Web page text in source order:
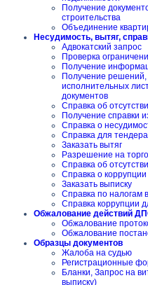
Получение
строительства
Объединение
Несудимость, вытяг,
Адвокатский запрос
Проверка
Получение
Получение
исполнительных
документов
Справка об
Получение справки
Справка о
Справка для тендера
Заказать вытяг
Разрешение на
Справка об
Справка о коррупции
Заказать выписку
Справка по налогам
Справка коррупции
Обжалование действий
Обжалование
Обжалование
Образцы документов
Жалоба на судью
Регистрационные
Бланки, Запрос на
выписку)